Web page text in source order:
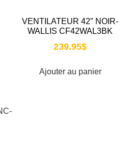
VENTILATEUR 42″ NOIR-
WALLIS CF42WAL3BK
239.95$
Ajouter au panier